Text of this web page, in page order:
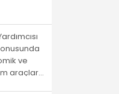
ve
araçlar